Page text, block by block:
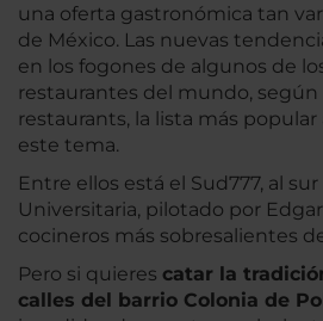
una oferta gastronómica tan
de México. Las nuevas
en los fogones de algunos de
restaurantes del mundo, según
restaurants, la lista más
este tema.
Entre ellos está el Sud777, al
Universitaria, pilotado por
cocineros más sobresalientes
Pero si quieres catar la
calles del barrio Colonia de